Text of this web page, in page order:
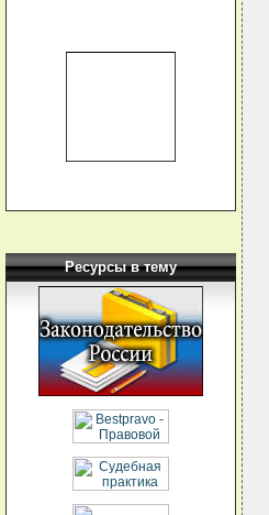
Ресурсы в тему